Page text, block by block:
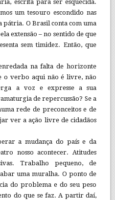
escrita para ser esquecida.
um tesouro escondido nas
pátria. O Brasil conta com uma
extensão – no sentido de que
sem timidez. Então, que
na falta de horizonte
o verbo aqui não é livre, não
a voz e expresse a sua
de repercussão? Se a
rede de preconceitos e de
ver a ação livre de cidadãos
a mudança do país e da
nosso acontecer. Atitudes
Trabalho pequeno, de
uma muralha. O ponto de
do problema e do seu peso
do que se faz. A partir daí,